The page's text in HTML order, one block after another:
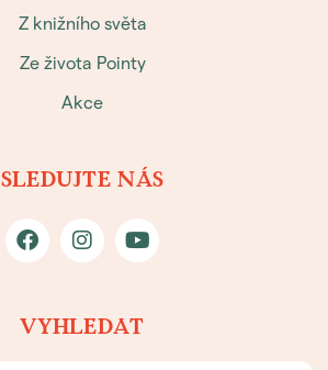
Z knižního světa
Ze života Pointy
Akce
SLEDUJTE NÁS
VYHLEDAT